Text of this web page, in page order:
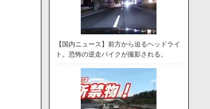
【国内ニュース】前方から迫るヘッドライ
ト。恐怖の逆走バイクが撮影される。